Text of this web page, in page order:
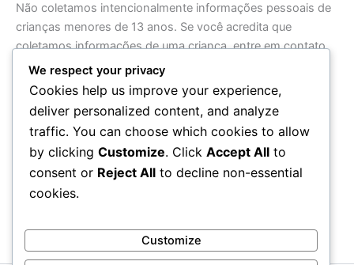
Não coletamos intencionalmente informações pessoais de
crianças menores de 13 anos. Se você acredita que
coletamos informações de uma criança, entre em contato
conosco.
10. Alterações a esta política
Podemos atualizar esta Política de Privacidade
periodicamente. Notificaremos você sobre quaisquer
alterações publicando a nova política em nosso site.
11. Informações de contato
entre em contato conosco pelo e-mail:
privacy@aesop2017.pt.
We respect your privacy
Cookies help us improve your experience,
deliver personalized content, and analyze
traffic. You can choose which cookies to allow
by clicking Customize. Click Accept All to
consent or Reject All to decline non-essential
cookies.
Customize